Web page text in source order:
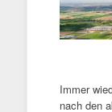
Immer
nach den